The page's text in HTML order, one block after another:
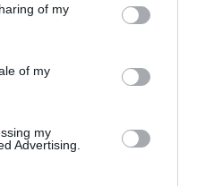
of my
of my
my
Advertising.